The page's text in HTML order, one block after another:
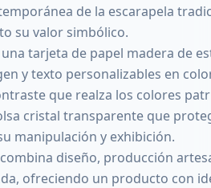
de la escarapela
su valor simbólico.
tarjeta de papel madera de
y texto personalizables en
que realza los colores
cristal transparente que
manipulación y exhibición.
diseño, producción
ofreciendo un producto con